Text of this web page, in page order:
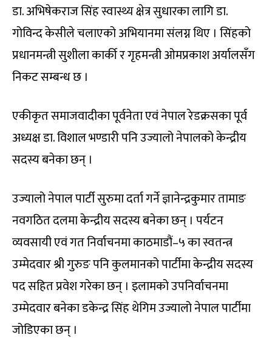
डा. अभिषेकराज सिंह स्वास्थ्य क्षेत्र सुधारका लागि डा.
गोविन्द केसीले चलाएको अभियानमा संलग्न थिए । सिंहको
प्रधानमन्त्री सुशीला कार्की र गृहमन्त्री ओमप्रकाश अर्यालसँग
निकट सम्बन्ध छ ।
एकीकृत समाजवादीका पूर्वनेता एवं नेपाल रेडक्रसका पूर्व
अध्यक्ष डा. विशाल भण्डारी पनि उज्यालो नेपालको केन्द्रीय
सदस्य बनेका छन् ।
उज्यालो नेपाल पार्टी सुरुमा दर्ता गर्ने ज्ञानेन्द्रकुमार तामाङ
नवगठित दलमा केन्द्रीय सदस्य बनेका छन् । पर्यटन
व्यवसायी एवं गत निर्वाचनमा काठमाडौं–५ का स्वतन्त्र
उम्मेदवार श्री गुरुङ पनि कुलमानको पार्टीमा केन्द्रीय सदस्य
पद सहित प्रवेश गरेका छन् । इलामको उपनिर्वाचनमा
उम्मेदवार बनेका डकेन्द्र सिंह थेगिम उज्यालो नेपाल पार्टीमा
जोडिएका छन् ।